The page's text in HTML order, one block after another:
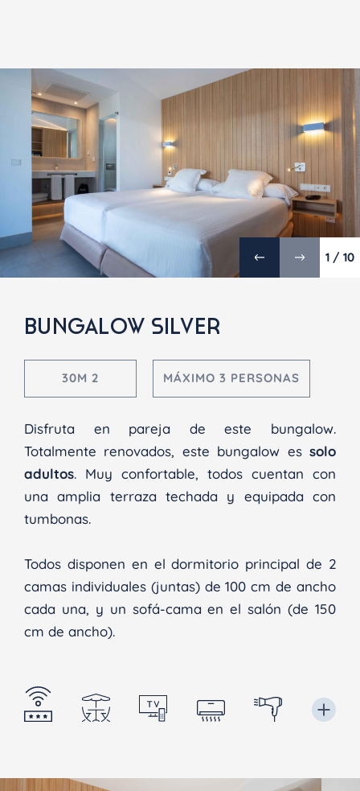
1 / 10
BUNGALOW SILVER
30M 2 MÁXIMO 3 PERSONAS
Disfruta en pareja de este bungalow.
Totalmente renovados, este bungalow es solo
adultos. Muy confortable, todos cuentan con
una amplia terraza techada y equipada con
tumbonas.
Todos disponen en el dormitorio principal de 2
camas individuales (juntas) de 100 cm de ancho
cada una, y un sofá-cama en el salón (de 150
cm de ancho).